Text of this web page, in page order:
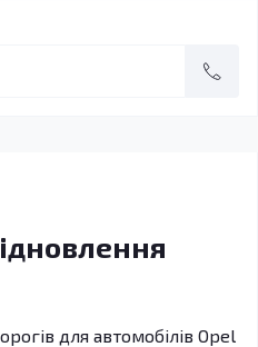
для автомобілів Opel